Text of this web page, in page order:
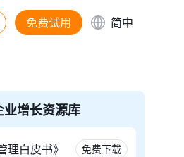
免费试用 简中
业增长资源库
理白皮书》 免费下载